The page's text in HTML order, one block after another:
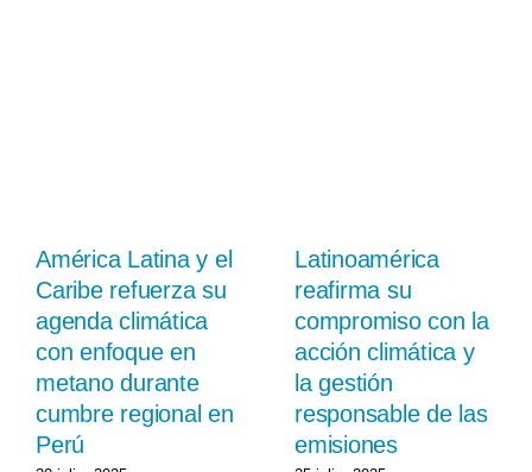
América Latina y el
Caribe refuerza su
agenda climática
con enfoque en
metano durante
cumbre regional en
Perú
Latinoamérica
reafirma su
compromiso con la
acción climática y
la gestión
responsable de las
emisiones